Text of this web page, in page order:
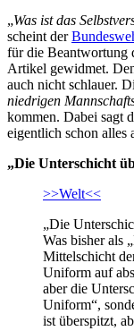
„Was ist das
scheint der
für die Beantwortung
Artikel gewidmet.
auch nicht schlauer.
niedrigen
kommen. Dabei sagt
eigentlich schon alles
„Die Unterschicht
>>Welt<<
„Die
Was bisher als
Mittelschicht
Uniform auf
aber die
Uniform“,
ist überspitzt,